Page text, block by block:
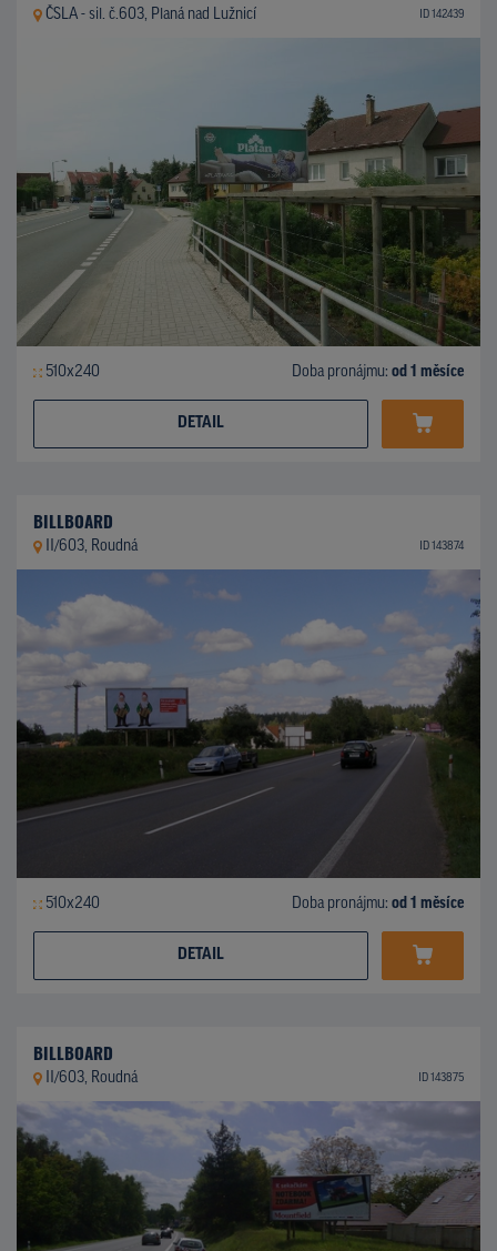
ČSLA - sil. č.603, Planá nad Lužnicí ID 142439
510x240 Doba pronájmu: od 1 měsíce
DETAIL
BILLBOARD
II/603, Roudná ID 143874
510x240 Doba pronájmu: od 1 měsíce
DETAIL
BILLBOARD
II/603, Roudná ID 143875